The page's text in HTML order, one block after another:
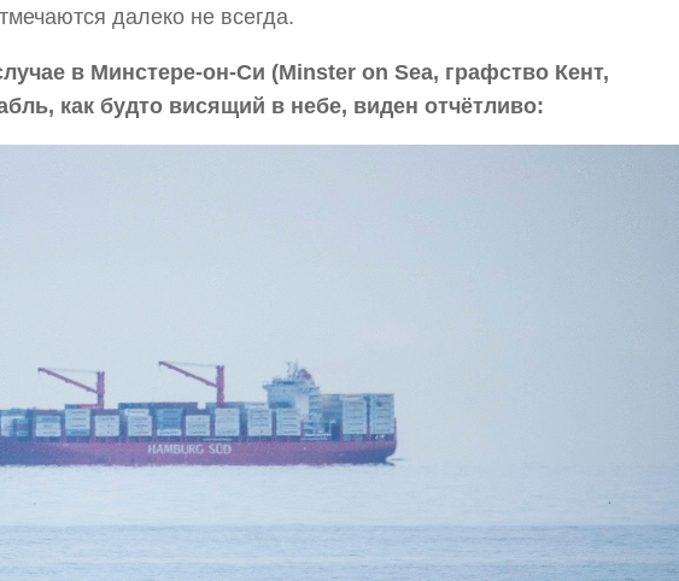
далеко не всегда.
в Минстере-он-Си (Minster on Sea, графство Кент,
как будто висящий в небе, виден отчётливо: